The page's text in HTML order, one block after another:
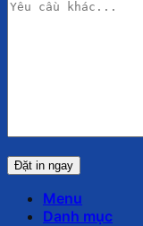
Menu
Danh mục